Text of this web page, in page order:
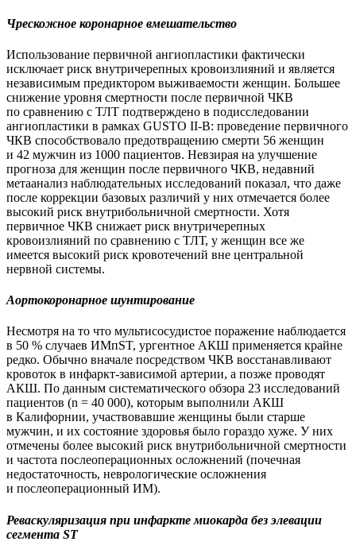
Чрескожное коронарное вмешательство
Использование первичной ангиопластики фактически
исключает риск внутричерепных кровоизлияний и является
независимым предиктором выживаемости женщин. Большее
снижение уровня смертности после первичной ЧКВ
по сравнению с ТЛТ подтверждено в подисследовании
ангиопластики в рамках GUSTO II-B: проведение первичного
ЧКВ способствовало предотвращению смерти 56 женщин
и 42 мужчин из 1000 пациентов. Невзирая на улучшение
прогноза для женщин после первичного ЧКВ, недавний
метаанализ наблюдательных исследований показал, что даже
после коррекции базовых различий у них отмечается более
высокий риск внутрибольничной смертности. Хотя
первичное ЧКВ снижает риск внутричерепных
кровоизлияний по сравнению с ТЛТ, у женщин все же
имеется высокий риск кровотечений вне центральной
нервной системы.
Аортокоронарное шунтирование
Несмотря на то что мультисосудистое поражение наблюдается
в 50 % случаев ИМпST, ургентное АКШ применяется крайне
редко. Обычно вначале посредством ЧКВ восстанавливают
кровоток в инфаркт-зависимой артерии, а позже проводят
АКШ. По данным систематического обзора 23 исследований
пациентов (n = 40 000), которым выполнили АКШ
в Калифорнии, участвовавшие женщины были старше
мужчин, и их состояние здоровья было гораздо хуже. У них
отмечены более высокий риск внутрибольничной смертности
и частота послеоперационных осложнений (почечная
недостаточность, неврологические осложнения
и послеоперационный ИМ).
Реваскуляризация при инфаркте миокарда без элевации
сегмента ST